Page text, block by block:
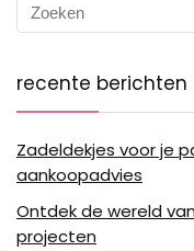
recente berichten
Zadeldekjes voor je
aankoopadvies
Ontdek de wereld
projecten